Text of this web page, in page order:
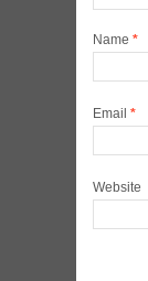
Name *
Email *
Website